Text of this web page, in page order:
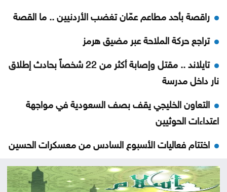
راقصة بأحد مطاعم عمّان تغضب الأردنيين .. ما القصة
تراجع حركة الملاحة عبر مضيق هرمز
تايلاند .. مقتل وإصابة أكثر من 22 شخصاً بحادث إطلاق
نار داخل مدرسة
التعاون الخليجي يقف بصف السعودية في مواجهة
اعتداءات الحوثيين
اختتام فعاليات الأسبوع السادس من معسكرات الحسين
الذهب يتجه نحو أكبر مكاسب أسبوعية منذ أشهر